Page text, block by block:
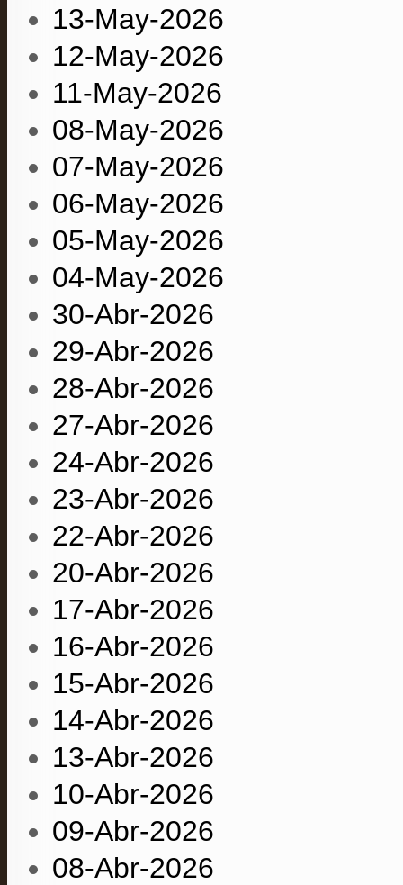
13-May-2026
12-May-2026
11-May-2026
08-May-2026
07-May-2026
06-May-2026
05-May-2026
04-May-2026
30-Abr-2026
29-Abr-2026
28-Abr-2026
27-Abr-2026
24-Abr-2026
23-Abr-2026
22-Abr-2026
20-Abr-2026
17-Abr-2026
16-Abr-2026
15-Abr-2026
14-Abr-2026
13-Abr-2026
10-Abr-2026
09-Abr-2026
08-Abr-2026